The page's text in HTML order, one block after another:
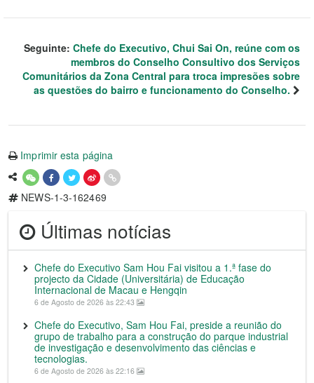
Seguinte: Chefe do Executivo, Chui Sai On, reúne com os
membros do Conselho Consultivo dos Serviços
Comunitários da Zona Central para troca impresões sobre
as questões do bairro e funcionamento do Conselho.
Imprimir esta página
NEWS-1-3-162469
Últimas notícias
Chefe do Executivo Sam Hou Fai visitou a 1.ª fase do
projecto da Cidade (Universitária) de Educação
Internacional de Macau e Hengqin
6 de Agosto de 2026 às 22:43
Chefe do Executivo, Sam Hou Fai, preside a reunião do
grupo de trabalho para a construção do parque industrial
de investigação e desenvolvimento das ciências e
tecnologias.
6 de Agosto de 2026 às 22:16